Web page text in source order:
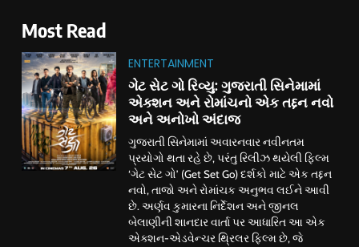
Most Read
ENTERTAINMENT
ગેટ સેટ ગો રિવ્યુ: ગુજરાતી સિનેમામાં
એક્શન અને રોમાંચનો એક તદ્દન નવો
અને અનોખો અંદાજ
ગુજરાતી સિનેમામાં અવારનવાર નવીનતમ
પ્રયોગો થતા રહે છે, પરંતુ રિલીઝ થયેલી ફિલ્મ
‘ગેટ સેટ ગો’ (Get Set Go) દર્શકો માટે એક તદ્દન
નવો, તાજો અને રોમાંચક અનુભવ લઈને આવી
છે. અર્ણવ કુમારના નિર્દેશન અને જીનલ
બેલાણીની શાનદાર વાર્તા પર આધારિત આ એક
એક્શન-એડવેન્ચર થ્રિલર ફિલ્મ છે, જે